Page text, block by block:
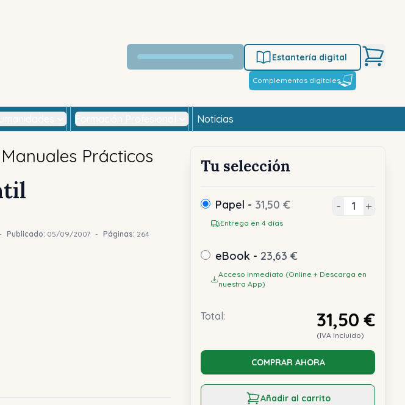
Estantería digital
Complementos digitales
Noticias
Manuales Prácticos
- Publicado: 05/09/2007 - Páginas: 264
Tu selección
Papel - 31,50 €
Entrega en 4 días
- +
eBook - 23,63 €
Acceso inmediato (Online + Descarga en
nuestra App)
Total: 31,50 €
(IVA Incluido)
COMPRAR AHORA
Añadir al carrito